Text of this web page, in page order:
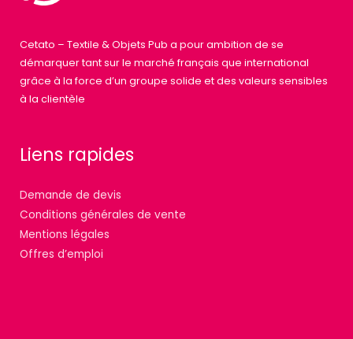
Cetato – Textile & Objets Pub a pour ambition de se
démarquer tant sur le marché français que international
grâce à la force d’un groupe solide et des valeurs sensibles
à la clientèle
Liens rapides
Demande de devis
Conditions générales de vente
Mentions légales
Offres d’emploi